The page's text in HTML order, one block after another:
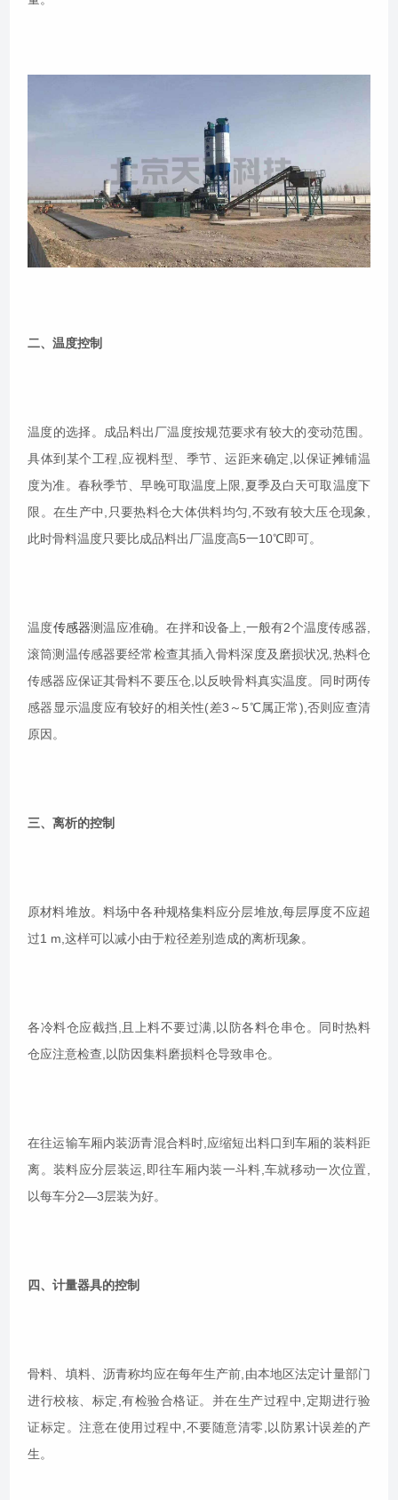
二、温度控制
温度的选择。成品料出厂温度按规范要求有较大的变动范围。
具体到某个工程,应视料型、季节、运距来确定,以保证摊铺温
度为准。春秋季节、早晚可取温度上限,夏季及白天可取温度下
限。在生产中,只要热料仓大体供料均匀,不致有较大压仓现象,
此时骨料温度只要比成品料出厂温度高5一10℃即可。
温度传感器测温应准确。在拌和设备上,一般有2个温度传感器,
滚筒测温传感器要经常检查其插入骨料深度及磨损状况,热料仓
传感器应保证其骨料不要压仓,以反映骨料真实温度。同时两传
感器显示温度应有较好的相关性(差3～5℃属正常),否则应查清
原因。
三、离析的控制
原材料堆放。料场中各种规格集料应分层堆放,每层厚度不应超
过1 m,这样可以减小由于粒径差别造成的离析现象。
各冷料仓应截挡,且上料不要过满,以防各料仓串仓。同时热料
仓应注意检查,以防因集料磨损料仓导致串仓。
在往运输车厢内装沥青混合料时,应缩短出料口到车厢的装料距
离。装料应分层装运,即往车厢内装一斗料,车就移动一次位置,
以每车分2―3层装为好。
四、计量器具的控制
骨料、填料、沥青称均应在每年生产前,由本地区法定计量部门
进行校核、标定,有检验合格证。并在生产过程中,定期进行验
证标定。注意在使用过程中,不要随意清零,以防累计误差的产
生。